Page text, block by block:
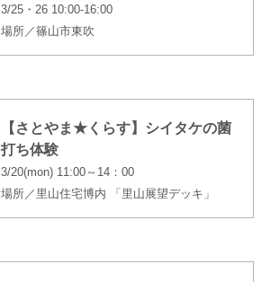
3/25・26 10:00-16:00
場所／篠山市東吹
【さとやま★くらす】シイタケの菌
打ち体験
3/20(mon) 11:00～14：00
場所／里山住宅博内 「里山展望デッキ」